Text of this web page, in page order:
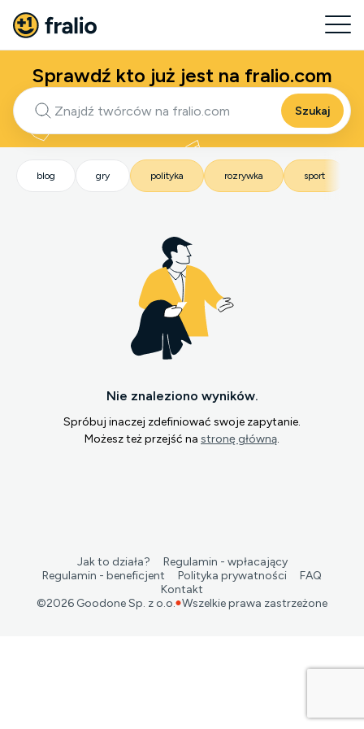
Sprawdź kto już jest na fralio.com
Szukaj
blog gry polityka rozrywka sport
Nie znaleziono wyników.
Spróbuj inaczej zdefiniować swoje zapytanie.
Możesz też przejść na stronę główną.
Jak to działa?
Regulamin - wpłacający
Regulamin - beneficjent
Polityka prywatności
FAQ
Kontakt
©2026 Goodone Sp. z o.o. Wszelkie prawa zastrzeżone